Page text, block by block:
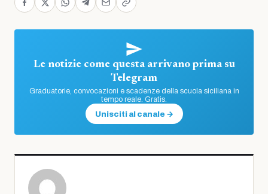
Le notizie come questa arrivano prima su
Telegram
Graduatorie, convocazioni e scadenze della scuola siciliana in
tempo reale. Gratis.
Unisciti al canale →